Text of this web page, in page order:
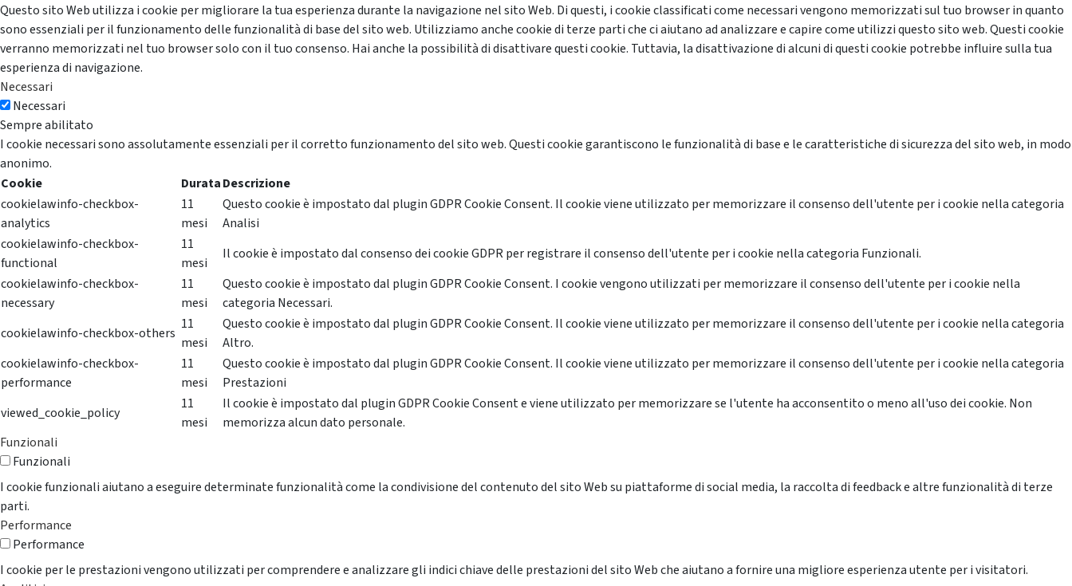
Questo sito Web utilizza i cookie per migliorare la tua esperienza durante la navigazione nel sito Web. Di questi, i cookie classificati come necessari vengono memorizzati sul tuo browser in quanto
sono essenziali per il funzionamento delle funzionalità di base del sito web. Utilizziamo anche cookie di terze parti che ci aiutano ad analizzare e capire come utilizzi questo sito web. Questi cookie
verranno memorizzati nel tuo browser solo con il tuo consenso. Hai anche la possibilità di disattivare questi cookie. Tuttavia, la disattivazione di alcuni di questi cookie potrebbe influire sulla tua
esperienza di navigazione.
Necessari
Necessari
Sempre abilitato
I cookie necessari sono assolutamente essenziali per il corretto funzionamento del sito web. Questi cookie garantiscono le funzionalità di base e le caratteristiche di sicurezza del sito web, in modo
anonimo.
Cookie
DurataDescrizione
cookielawinfo-checkbox-
analytics
11
mesi
Questo cookie è impostato dal plugin GDPR Cookie Consent. Il cookie viene utilizzato per memorizzare il consenso dell'utente per i cookie nella categoria
Analisi
cookielawinfo-checkbox-
functional
11
mesi
Il cookie è impostato dal consenso dei cookie GDPR per registrare il consenso dell'utente per i cookie nella categoria Funzionali.
cookielawinfo-checkbox-
necessary
11
mesi
Questo cookie è impostato dal plugin GDPR Cookie Consent. I cookie vengono utilizzati per memorizzare il consenso dell'utente per i cookie nella
categoria Necessari.
cookielawinfo-checkbox-others
11
mesi
Questo cookie è impostato dal plugin GDPR Cookie Consent. Il cookie viene utilizzato per memorizzare il consenso dell'utente per i cookie nella categoria
Altro.
cookielawinfo-checkbox-
performance
11
mesi
Questo cookie è impostato dal plugin GDPR Cookie Consent. Il cookie viene utilizzato per memorizzare il consenso dell'utente per i cookie nella categoria
Prestazioni
viewed_cookie_policy
11
mesi
Il cookie è impostato dal plugin GDPR Cookie Consent e viene utilizzato per memorizzare se l'utente ha acconsentito o meno all'uso dei cookie. Non
memorizza alcun dato personale.
Funzionali
Funzionali
I cookie funzionali aiutano a eseguire determinate funzionalità come la condivisione del contenuto del sito Web su piattaforme di social media, la raccolta di feedback e altre funzionalità di terze
parti.
Performance
Performance
I cookie per le prestazioni vengono utilizzati per comprendere e analizzare gli indici chiave delle prestazioni del sito Web che aiutano a fornire una migliore esperienza utente per i visitatori.